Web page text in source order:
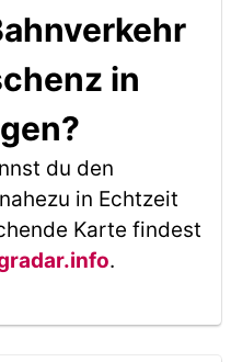
in
du den
in Echtzeit
Karte findest
.